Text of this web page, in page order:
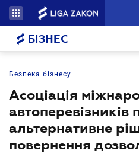
БІЗНЕС
Безпека бізнесу
Асоціація
автоперевізників
альтернативне
повернення